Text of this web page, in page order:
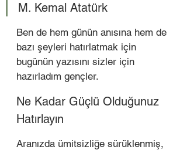
M. Kemal Atatürk
Ben de hem günün anısına hem de
bazı şeyleri hatırlatmak için
bugünün yazısını sizler için
hazırladım gençler.
Ne Kadar Güçlü Olduğunuz
Hatırlayın
Aranızda ümitsizliğe sürüklenmiş,